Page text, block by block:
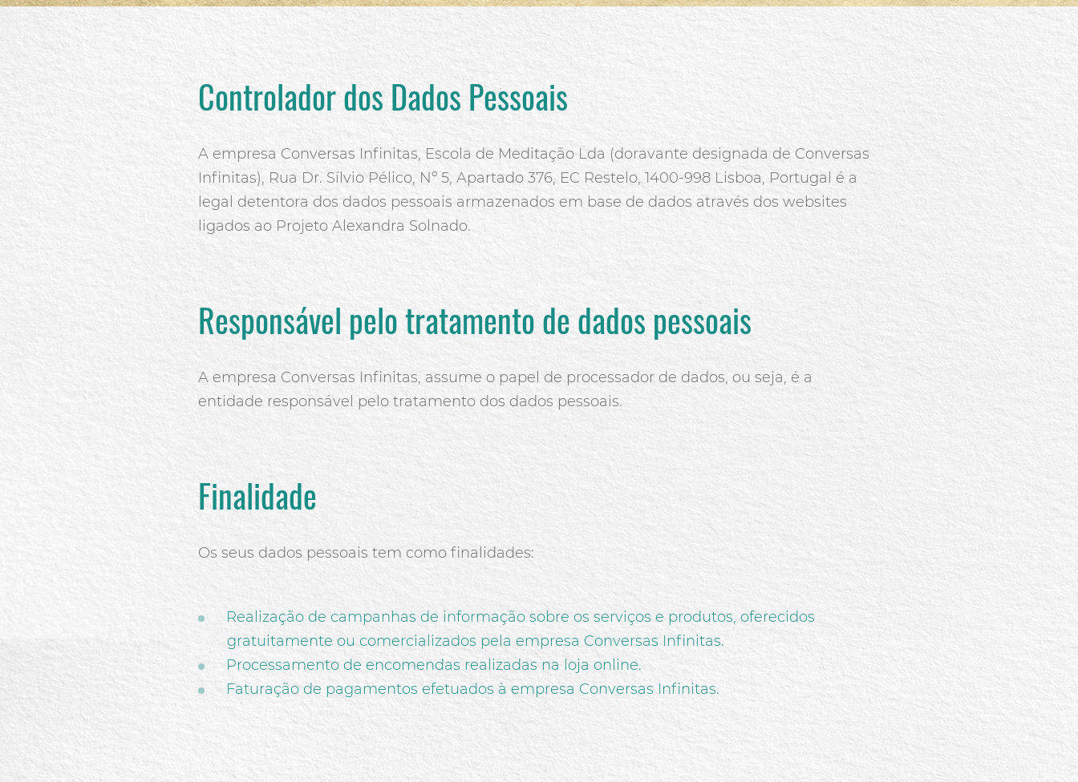
A Ponte
Livro da Luz Online:
Pergunte, o céu responde.
Vídeos Gratuitos
Controlador dos Dados Pessoais
A empresa Conversas Infinitas, Escola de Meditação Lda (doravante designada de Conversas
Infinitas), Rua Dr. Sílvio Pélico, Nº 5, Apartado 376, EC Restelo, 1400-998 Lisboa, Portugal é a
legal detentora dos dados pessoais armazenados em base de dados através dos websites
ligados ao Projeto Alexandra Solnado.
Responsável pelo tratamento de dados pessoais
A empresa Conversas Infinitas, assume o papel de processador de dados, ou seja, é a
entidade responsável pelo tratamento dos dados pessoais.
Finalidade
Os seus dados pessoais tem como finalidades:
Realização de campanhas de informação sobre os serviços e produtos, oferecidos
gratuitamente ou comercializados pela empresa Conversas Infinitas.
Processamento de encomendas realizadas na loja online.
Faturação de pagamentos efetuados à empresa Conversas Infinitas.